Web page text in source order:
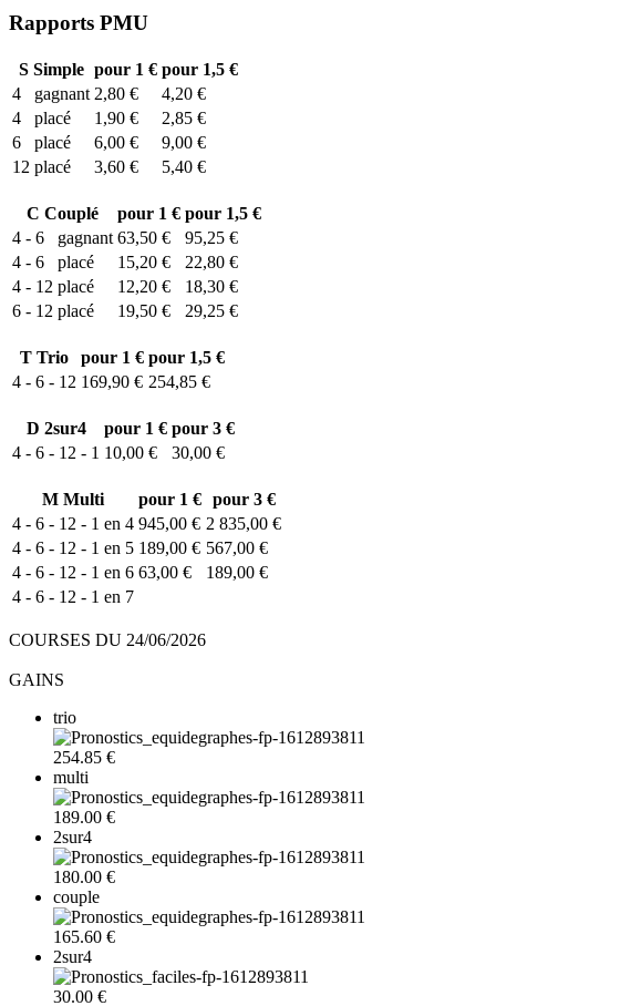
Rapports PMU
SSimple pour 1 € pour 1,5 €
4
gagnant 2,80 €
4,20 €
4
placé 1,90 €
2,85 €
6
placé 6,00 €
9,00 €
12 placé 3,60 € 5,40 €
C Couplé pour 1 € pour 1,5 €
4 - 6
gagnant 63,50 €
95,25 €
4 - 6
placé 15,20 €
22,80 €
4 - 12 placé 12,20 €
18,30 €
6 - 12 placé 19,50 € 29,25 €
T Trio pour 1 € pour 1,5 €
4 - 6 - 12 169,90 € 254,85 €
D 2sur4 pour 1 € pour 3 €
4 - 6 - 12 - 1 10,00 € 30,00 €
M Multi pour 1 € pour 3 €
4 - 6 - 12 - 1 en 4 945,00 € 2 835,00 €
4 - 6 - 12 - 1 en 5 189,00 € 567,00 €
4 - 6 - 12 - 1 en 6 63,00 €
189,00 €
4 - 6 - 12 - 1 en 7
COURSES DU 24/06/2026
GAINS
trio
254.85 €
multi
189.00 €
2sur4
180.00 €
couple
165.60 €
2sur4
30.00 €